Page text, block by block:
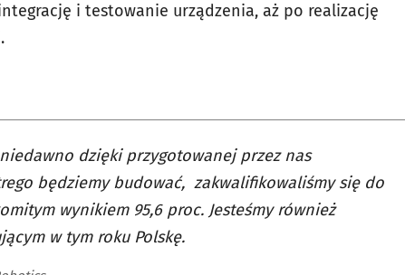
i testowanie urządzenia, aż po realizację
dzięki przygotowanej przez nas
będziemy budować, zakwalifikowaliśmy się do
wynikiem 95,6 proc. Jesteśmy również
w tym roku Polskę.